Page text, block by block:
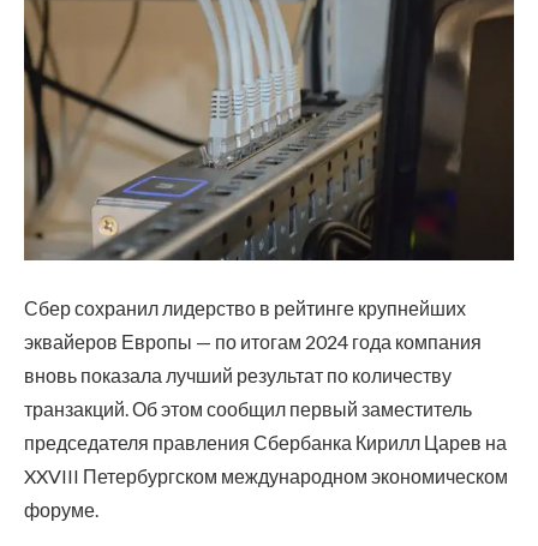
Сбер сохранил лидерство в рейтинге крупнейших
эквайеров Европы — по итогам 2024 года компания
вновь показала лучший результат по количеству
транзакций. Об этом сообщил первый заместитель
председателя правления Сбербанка Кирилл Царев на
XXVIII Петербургском международном экономическом
форуме.